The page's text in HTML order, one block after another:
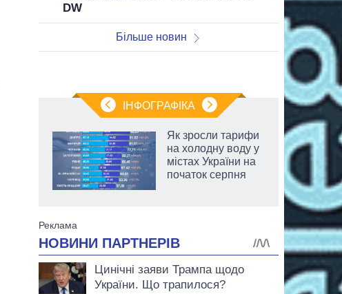
DW
Більше новин
ІНФОГРАФІКА
Як зросли тарифи
на холодну воду у
містах України на
початок серпня